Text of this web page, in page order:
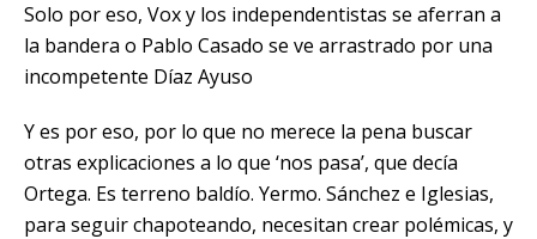
Solo por eso, Vox y los independentistas se aferran a
la bandera o Pablo Casado se ve arrastrado por una
incompetente Díaz Ayuso
Y es por eso, por lo que no merece la pena buscar
otras explicaciones a lo que ‘nos pasa’, que decía
Ortega. Es terreno baldío. Yermo. Sánchez e Iglesias,
para seguir chapoteando, necesitan crear polémicas, y